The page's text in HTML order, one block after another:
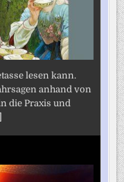
lesen kann.
anhand von
die Praxis und